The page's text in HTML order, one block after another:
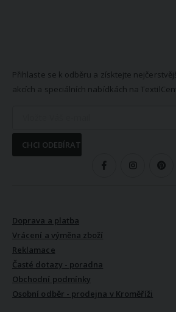
Přihlaste se k odběru a získtejte
akcích a speciálních nabídkách na
CHCI ODEBÍRAT
Doprava a platba
Vrácení a výměna zboží
Reklamace
Časté dotazy - poradna
Obchodní podmínky
Osobní odběr - prodejna v Kroměříži